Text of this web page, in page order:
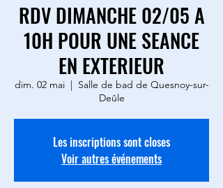
RDV DIMANCHE 02/05 A
10H POUR UNE SEANCE
EN EXTERIEUR
dim. 02 mai
  |
Salle de bad de Quesnoy-sur-
Deûle
Les inscriptions sont closes
Voir autres événements